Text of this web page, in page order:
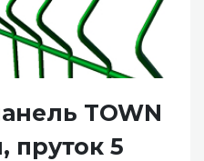
TOWN
пруток 5